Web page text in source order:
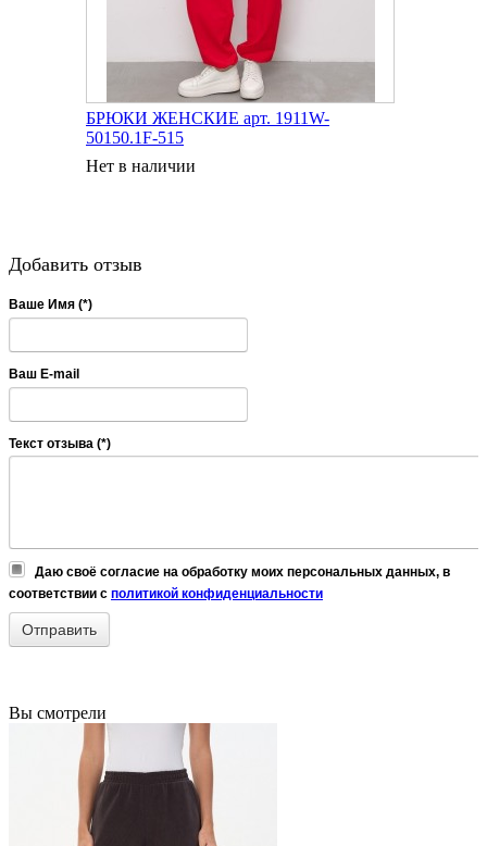
БРЮКИ ЖЕНСКИЕ арт. 1911W-
50150.1F-515
Нет в наличии
Добавить отзыв
Ваше Имя (*)
Ваш E-mail
Текст отзыва (*)
Даю своё согласие на обработку моих персональных данных, в
соответствии с политикой конфиденциальности
Вы смотрели